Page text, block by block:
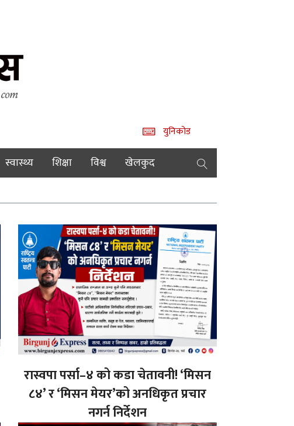
युनिकोड
स्वास्थ्य शिक्षा विश्व खेलकुद
रास्वपा पर्सा–४ को कडा चेतावनी! ‘मिसन
८४’ र ‘मिसन मेयर’को अनधिकृत प्रचार
नगर्न निर्देशन